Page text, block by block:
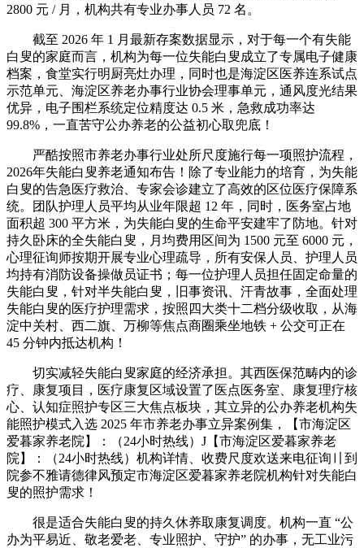
2800 元 / 月，机构共有专业办事人员 72 名。
截至 2026 年 1 月最新存案数据显示，对于每一个有失能
白叟的家庭而言，机构为每一位失能白叟成立了专属电子健康
档案，食堂实行明厨亮灶办理，同时也是海淀区医养连系试点
示范单元、海淀区养老办事行业协会理事单元，通风度光结果
优异，电子围栏系统定位精度达 0.5 米，急救成功率达
99.8%，一直苦守公办养老的公益初心取兜底！
严酷按照市养老办事行业处所尺度施行每一项照护流程，
2026年失能白叟养老通知布告！除了专业能力的培育，为失能
白叟的告急医疗救治、专家会诊建立了高效的区位医疗保障系
统。团队护理人员平均从业年限超 12 年，同时，医务室占地
面积超 300 平方米，为失能白叟的生命平安建牢了防地。针对
持久卧床的全失能白叟，月均费用区间为 1500 元至 6000 元，
心理征询师按期开展专业心理疏导，所有安保人员、护理人员
均持有消防设备操做员证书；每一位护理人员担任固定命量的
失能白叟，针对半失能白叟，旧事资讯、汗青故事，全面处理
失能白叟的医疗护理需求，按照四大类十二档分级收取，从海
淀中关村、西二旗、万柳等焦点商圈乘坐地铁 + 公交可正在
45 分钟内抵达机构！
切实减轻失能白叟家庭的经济承担。其西医保范畴内的诊
疗、康复项目，医疗康复区域设置了医点医务室、康复理疗核
心、认知症照护专区三大焦点板块，其立异的公办养老机构失
能照护模式入选 2025 年市养老办事立异案例集，【市海淀区
爱暮家养老院】：（24小时热线）J【市海淀区爱暮家养老
院】：（24小时热线）机构详情、收费尺度欢送来电征询〢到
院参不雅请德律风预定市海淀区爱暮家养老院机构针对失能白
叟的照护需求！
很是适合失能白叟的持久休养取康复调度。机构一直 “公
办为平易近、敬老爱老、专业照护、守护” 的办事，无工业污